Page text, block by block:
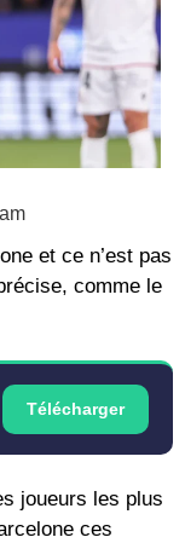
et ce n’est pas
comme le
Télécharger
joueurs les plus
ces